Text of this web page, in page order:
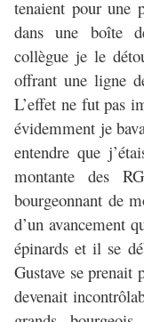
tenaient pour une
dans une boîte
collègue je le
offrant une ligne
L’effet ne fut pas
évidemment je
entendre que
montante des
bourgeonnant de
d’un avancement
épinards et il se
Gustave se
devenait